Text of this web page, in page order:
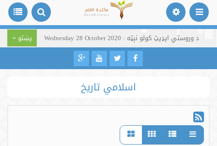
د وروستي اپډیټ کولو نېټه : Wednesday 28 October 2020 پښتو
اسلامي تاریخ